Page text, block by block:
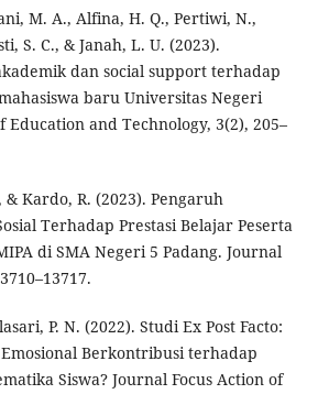
M. A., Alfina, H. Q., Pertiwi, N.,
S. C., & Janah, L. U. (2023).
dan social support terhadap
baru Universitas Negeri
Education and Technology, 3(2), 205–
& Kardo, R. (2023). Pengaruh
Terhadap Prestasi Belajar Peserta
di SMA Negeri 5 Padang. Journal
P. N. (2022). Studi Ex Post Facto:
Berkontribusi terhadap
Siswa? Journal Focus Action of